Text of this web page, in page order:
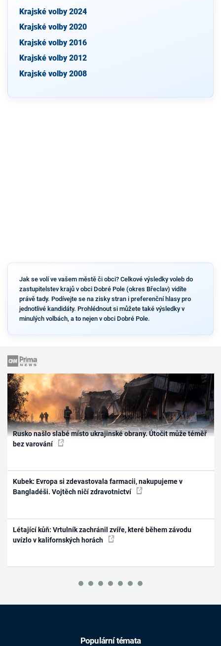
Krajské volby 2024
Krajské volby 2020
Krajské volby 2016
Krajské volby 2012
Krajské volby 2008
Jak se volí ve vašem městě či obci? Celkové výsledky voleb do
zastupitelstev krajů v obci Dobré Pole (okres Břeclav) vidíte
právě tady. Podívejte se na zisky stran i preferenční hlasy pro
jednotlivé kandidáty. Prohlédnout si můžete také výsledky v
minulých volbách, a to nejen v obci Dobré Pole.
Rusko našlo slabé místo ukrajinské obrany. Útočit může téměř
bez varování
Kubek: Evropa si zdevastovala farmacii, nakupujeme v
Bangladéši. Vojtěch ničí zdravotnictví
Létající kůň: Vrtulník zachránil zvíře, které během závodu
uvízlo v kalifornských horách
Populární témata